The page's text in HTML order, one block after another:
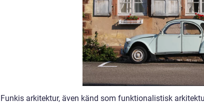
Funkis arkitektur, även känd som funktionalistisk